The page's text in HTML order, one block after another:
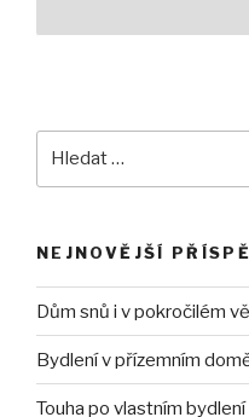
příspěvky
NEJNOVĚJŠÍ
Dům snů i v pokročilém
Bydlení v přízemním
Touha po vlastním bydlení